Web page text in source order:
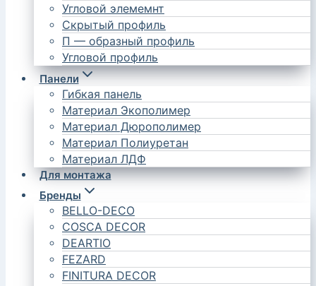
Угловой элемемнт
Скрытый профиль
П — образный профиль
Угловой профиль
Панели
Гибкая панель
Материал Экополимер
Материал Дюрополимер
Материал Полиуретан
Материал ЛДФ
Для монтажа
Бренды
BELLO-DECO
COSCA DECOR
DEARTIO
FEZARD
FINITURA DECOR